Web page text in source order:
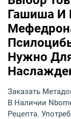
Гашиша И
Нужно
Заказать
В Наличии
Рецепта.